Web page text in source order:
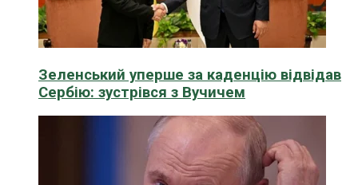
Зеленський уперше за каденцію відвідав
Сербію: зустрівся з Вучичем